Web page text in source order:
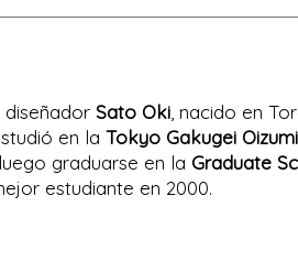
Sato Oki , nacido en
en la Tokyo Gakugei
luego graduarse en la Graduate
estudiante en 2000.